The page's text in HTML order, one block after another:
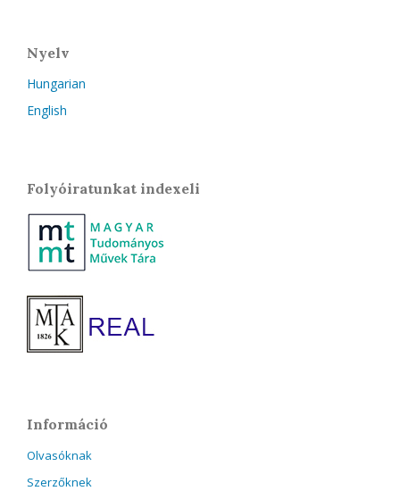
Nyelv
Hungarian
English
Folyóiratunkat indexeli
Információ
Olvasóknak
Szerzőknek